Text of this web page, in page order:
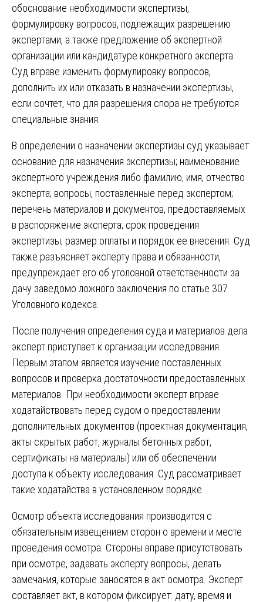
обоснование необходимости экспертизы,
формулировку вопросов, подлежащих разрешению
экспертами, а также предложение об экспертной
организации или кандидатуре конкретного эксперта.
Суд вправе изменить формулировку вопросов,
дополнить их или отказать в назначении экспертизы,
если сочтет, что для разрешения спора не требуются
специальные знания.
В определении о назначении экспертизы суд указывает:
основание для назначения экспертизы; наименование
экспертного учреждения либо фамилию, имя, отчество
эксперта; вопросы, поставленные перед экспертом;
перечень материалов и документов, предоставляемых
в распоряжение эксперта; срок проведения
экспертизы; размер оплаты и порядок ее внесения. Суд
также разъясняет эксперту права и обязанности,
предупреждает его об уголовной ответственности за
дачу заведомо ложного заключения по статье 307
Уголовного кодекса.
После получения определения суда и материалов дела
эксперт приступает к организации исследования.
Первым этапом является изучение поставленных
вопросов и проверка достаточности предоставленных
материалов. При необходимости эксперт вправе
ходатайствовать перед судом о предоставлении
дополнительных документов (проектная документация,
акты скрытых работ, журналы бетонных работ,
сертификаты на материалы) или об обеспечении
доступа к объекту исследования. Суд рассматривает
такие ходатайства в установленном порядке.
Осмотр объекта исследования производится с
обязательным извещением сторон о времени и месте
проведения осмотра. Стороны вправе присутствовать
при осмотре, задавать эксперту вопросы, делать
замечания, которые заносятся в акт осмотра. Эксперт
составляет акт, в котором фиксирует: дату, время и